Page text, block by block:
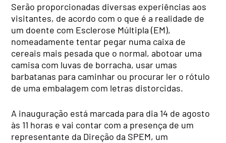
Serão proporcionadas diversas experiências aos
visitantes, de acordo com o que é a realidade de
um doente com Esclerose Múltipla (EM),
nomeadamente tentar pegar numa caixa de
cereais mais pesada que o normal, abotoar uma
camisa com luvas de borracha, usar umas
barbatanas para caminhar ou procurar ler o rótulo
de uma embalagem com letras distorcidas.
A inauguração está marcada para dia 14 de agosto
às 11 horas e vai contar com a presença de um
representante da Direção da SPEM, um